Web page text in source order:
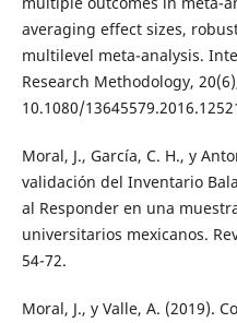
averaging effect sizes,
multilevel meta-analysis.
Research Methodology,
10.1080/
Moral, J., García, C. H., y
validación del Inventario
al Responder en una
universitarios mexicanos.
54-72.
Moral, J., y Valle, A. (2019).